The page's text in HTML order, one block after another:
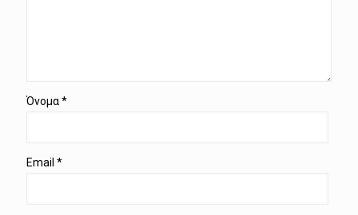
Όνομα*
Email *